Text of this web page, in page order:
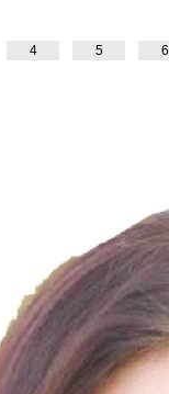
4 5 6